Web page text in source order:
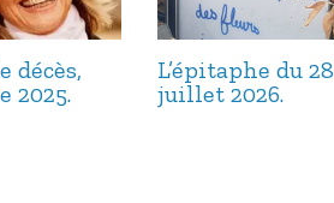
décès,
2025.
L’épitaphe du 28
juillet 2026.